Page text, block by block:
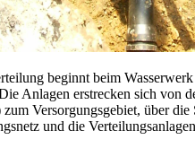
beginnt beim
Anlagen erstrecken sich von
Versorgungsgebiet, über die
und die